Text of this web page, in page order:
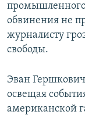
обвинения не
журналисту
свободы.
Эван
освещая
американской